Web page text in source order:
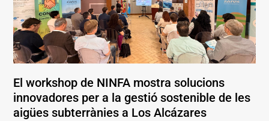
El workshop de NINFA mostra solucions
innovadores per a la gestió sostenible de les
aigües subterrànies a Los Alcázares